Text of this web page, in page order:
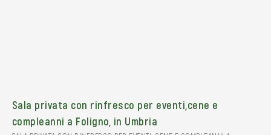
Sala privata con rinfresco per eventi,cene e
compleanni a Foligno, in Umbria